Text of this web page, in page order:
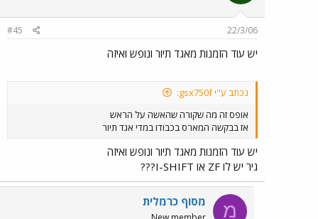
22/3/06
#45
יש עוד הזמנות מאגד תיור ונופש ואיזה
נכתב ע"י gsx750f:
אופס זה מה שקורה שהאשה על הראש
אז בבקשה המארס בכבודו במדי אגד תיור
יש עוד הזמנות מאגד תיור ונופש ואיזה
גיר יש לו ZF או I-SHIFT???
מ מסוף כרמלית